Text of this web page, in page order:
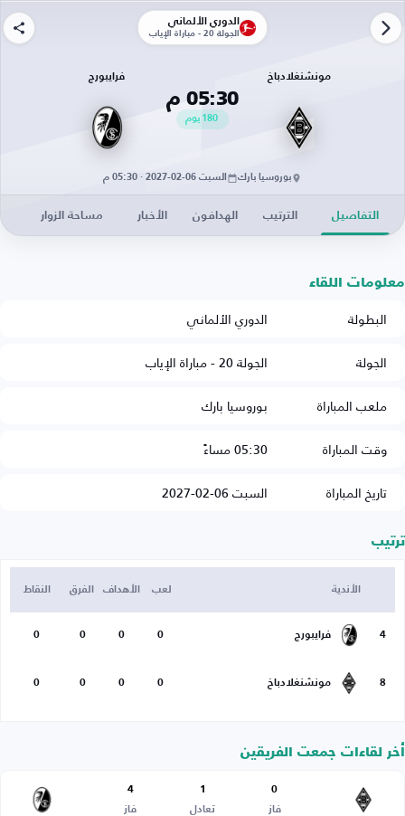
الدوري الألماني
الجولة 20 - مباراة الإياب
مونشنغلادباخ
05:30 م
180 يوم
فرايبورج
بوروسيا بارك السبت 06-02-2027 · 05:30 م
التفاصيل الترتيب الهدافون الأخبار مساحة الزوار
معلومات اللقاء
البطولة
الدوري الألماني
الجولة
الجولة 20 - مباراة الإياب
ملعب المباراة
بوروسيا بارك
وقت المباراة
05:30 مساءً
تاريخ المباراة
السبت 06-02-2027
ترتيب
الأندية لعب الأهداف الفرق النقاط
4 فرايبورج 0
0
0
0
8 مونشنغلادباخ 0
0
0
0
أخر لقاءات جمعت الفريقين
0
فاز
1
تعادل
4
فاز